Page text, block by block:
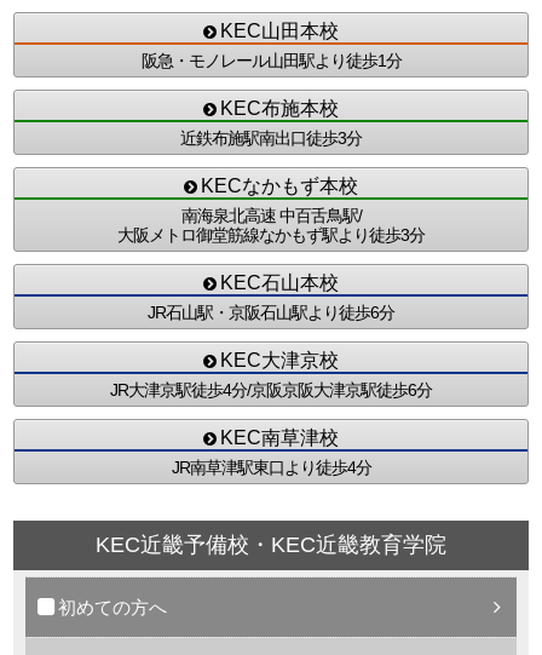
KEC山田本校
阪急・モノレール山田駅より徒歩1分
KEC布施本校
近鉄布施駅南出口徒歩3分
KECなかもず本校
南海泉北高速 中百舌鳥駅/
大阪メトロ御堂筋線なかもず駅より徒歩3分
KEC石山本校
JR石山駅・京阪石山駅より徒歩6分
KEC大津京校
JR大津京駅徒歩4分/京阪京阪大津京駅徒歩6分
KEC南草津校
JR南草津駅東口より徒歩4分
KEC近畿予備校・KEC近畿教育学院
初めての方へ